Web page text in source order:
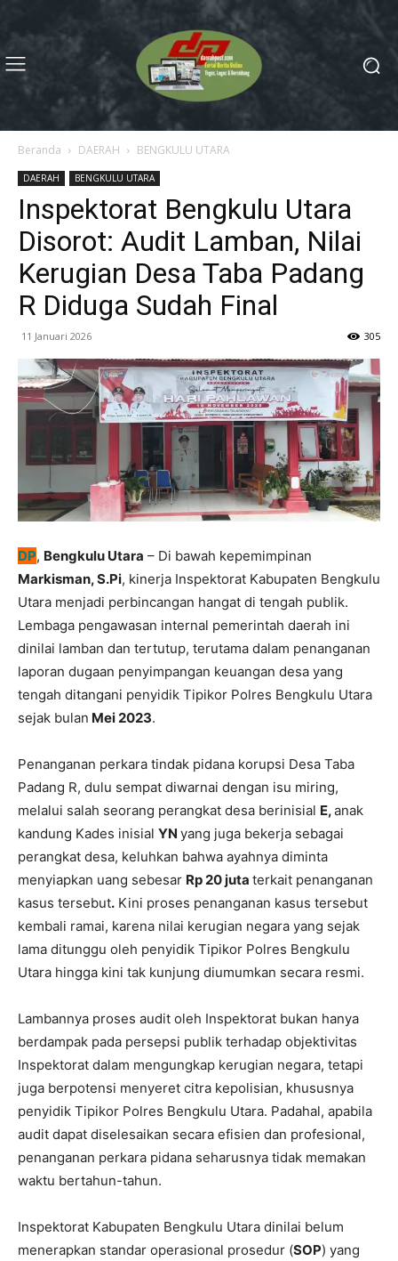
Beranda DAERAH BENGKULU UTARA
DAERAH BENGKULU UTARA
Inspektorat Bengkulu Utara
Disorot: Audit Lamban, Nilai
Kerugian Desa Taba Padang
R Diduga Sudah Final
11 Januari 2026 305
DP, Bengkulu Utara – Di bawah kepemimpinan
Markisman, S.Pi, kinerja Inspektorat Kabupaten Bengkulu
Utara menjadi perbincangan hangat di tengah publik.
Lembaga pengawasan internal pemerintah daerah ini
dinilai lamban dan tertutup, terutama dalam penanganan
laporan dugaan penyimpangan keuangan desa yang
tengah ditangani penyidik Tipikor Polres Bengkulu Utara
sejak bulan Mei 2023.
Penanganan perkara tindak pidana korupsi Desa Taba
Padang R, dulu sempat diwarnai dengan isu miring,
melalui salah seorang perangkat desa berinisial E,anak
kandung Kades inisial YN yang juga bekerja sebagai
perangkat desa, keluhkan bahwa ayahnya diminta
menyiapkan uang sebesar Rp 20 juta terkait penanganan
kasus tersebut. Kini proses penanganan kasus tersebut
kembali ramai, karena nilai kerugian negara yang sejak
lama ditunggu oleh penyidik Tipikor Polres Bengkulu
Utara hingga kini tak kunjung diumumkan secara resmi.
Lambannya proses audit oleh Inspektorat bukan hanya
berdampak pada persepsi publik terhadap objektivitas
Inspektorat dalam mengungkap kerugian negara, tetapi
juga berpotensi menyeret citra kepolisian, khususnya
penyidik Tipikor Polres Bengkulu Utara. Padahal, apabila
audit dapat diselesaikan secara efisien dan profesional,
penanganan perkara pidana seharusnya tidak memakan
waktu bertahun-tahun.
Inspektorat Kabupaten Bengkulu Utara dinilai belum
menerapkan standar operasional prosedur (SOP) yang